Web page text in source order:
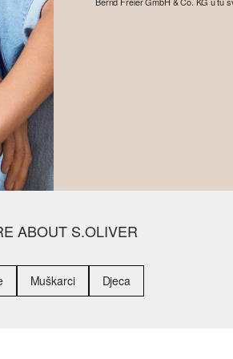
ABOUT S.OLIVER
Muškarci Djeca